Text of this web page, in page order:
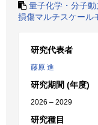
量子化学・分子
損傷マルチスケール
研究代表者
藤原 進
研究期間 (年度)
2026 – 2029
研究種目